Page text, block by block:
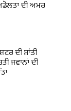
ਦੀ ਅਮਰ
ਦੀ ਸ਼ਾਂਤੀ
ਜਵਾਨਾਂ ਦੀ